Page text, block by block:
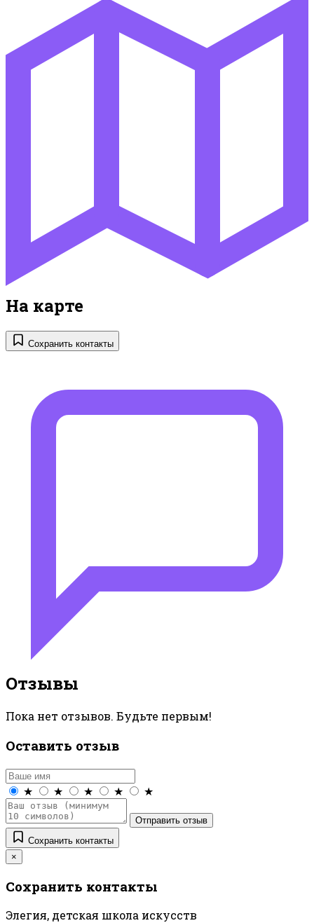
На карте
Сохранить контакты
Отзывы
Пока нет отзывов. Будьте первым!
Оставить отзыв
★ ★ ★ ★ ★
Отправить отзыв
Сохранить контакты
×
Сохранить контакты
Элегия, детская школа искусств